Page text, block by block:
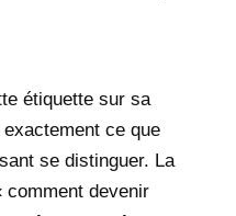
étiquette sur sa
ce que
se distinguer. La
comment devenir